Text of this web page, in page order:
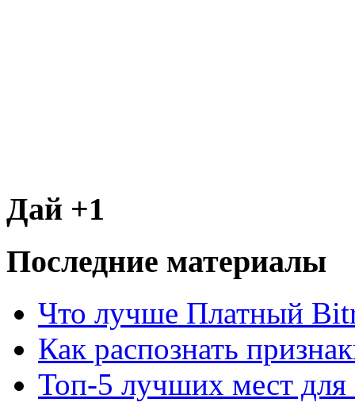
Дай +1
Последние материалы
Что лучше Платный
Как распознать
Топ-5 лучших мест для